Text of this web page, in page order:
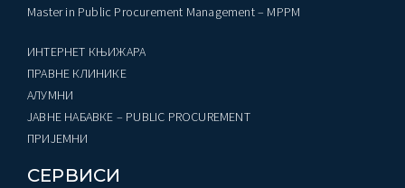
Master in Public Procurement Management – MPPM
ИНТЕРНЕТ КЊИЖАРА
ПРАВНЕ КЛИНИКЕ
AЛУМНИ
ЈАВНЕ НАБАВКЕ – PUBLIC PROCUREMENT
ПРИЈЕМНИ
СЕРВИСИ